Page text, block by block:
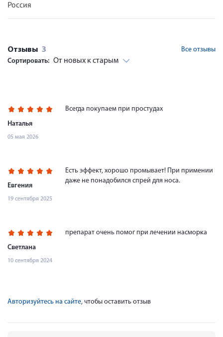
Россия
Отзывы 3
Все отзывы
Сортировать: От новых к старым
Наталья
05 мая 2026
Всегда покупаем при простудах
Евгения
19 сентября 2025
Есть эффект, хорошо промывает! При примении
даже не понадобился спрей для носа.
Светлана
10 сентября 2024
препарат очень помог при лечении насморка
Авторизуйтесь на сайте, чтобы оставить отзыв